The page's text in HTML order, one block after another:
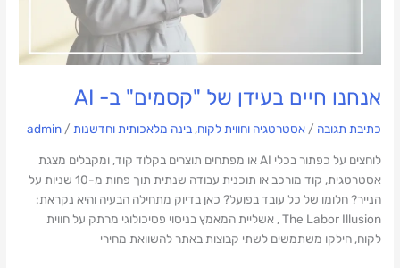
אנחנו חיים בעידן של "קסמים" ב- AI
כתיבת תגובה /אסטרטגיה וחווית לקוח,בינה מלאכותית וחדשנות /
admin
לוחצים על כפתור בכלי AI או מפתחים תוצרים בקלוד קוד, ומקבלים מצגת
אסטרטגית, קוד מורכב או תוכנית עבודה שנתית תוך פחות מ-10 שניות על
הנייר? חלומו של כל עובד בפועל? כאן בדיוק מתחילה הבעיה והיא נקראת:
The Labor Illusion , אשליית המאמץ בניסוי פסיכולוגי מרתק על חווית
לקוח, חילקו משתמשים לשתי קבוצות באתר להשוואת מחירי